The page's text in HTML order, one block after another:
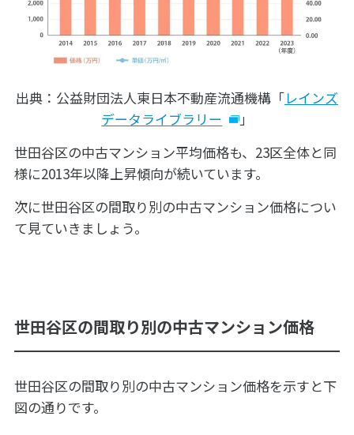
出典：公益財団法人東日本不動産流通機構「レインズ
データライブラリー
」
世田谷区の中古マンション平均価格も、23区全体と同
様に2013年以降上昇傾向が続いています。
次に世田谷区の間取り別の中古マンション価格につい
て見ていきましょう。
世田谷区の間取り別の中古マンション価格
世田谷区の間取り別の中古マンション価格を示すと下
図の通りです。